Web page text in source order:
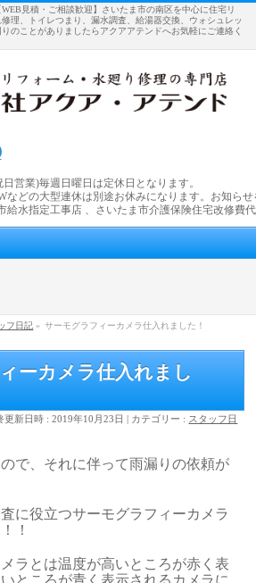
見積・ご相談歓迎】さいたま市の南区を中心に住宅リ
理、トイレつまり、漏水調査、給湯器交換、ウォシュレッ
のことがありましたらアクアアテンドへお気軽にご連絡く
営業)毎週日曜日は定休日となります。
などの大型連休は別途お休みになります。お知ら
給水指定工事店 、さいたま市介護保険住宅改修費
フ日記 » サーモグラフィーカメラ仕入れました！
ーカメラ仕入れまし
更新日時 : 2019年10月23日 カテゴリー : スタッフ日
で、それに伴って雨漏りの依頼が
に役立つサーモグラフィーカメラ
！
ラとは温度が高いところが赤く表
ところが青く表示されるカメラに